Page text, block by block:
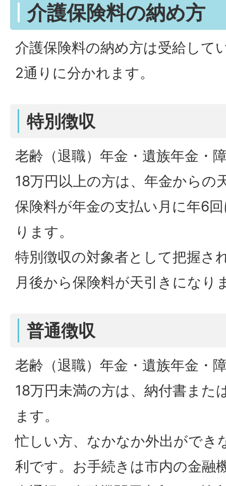
介護保険料の納め方
介護保険料の納め方は受給して
2通りに分かれます。
特別徴収
老齢（退職）年金・遺族年金・
18万円以上の方は、年金からの
保険料が年金の支払い月に年6
ります。
特別徴収の対象者として把握さ
月後から保険料が天引きになり
普通徴収
老齢（退職）年金・遺族年金・
18万円未満の方は、納付書また
ます。
忙しい方、なかなか外出ができ
利です。お手続きは市内の金融